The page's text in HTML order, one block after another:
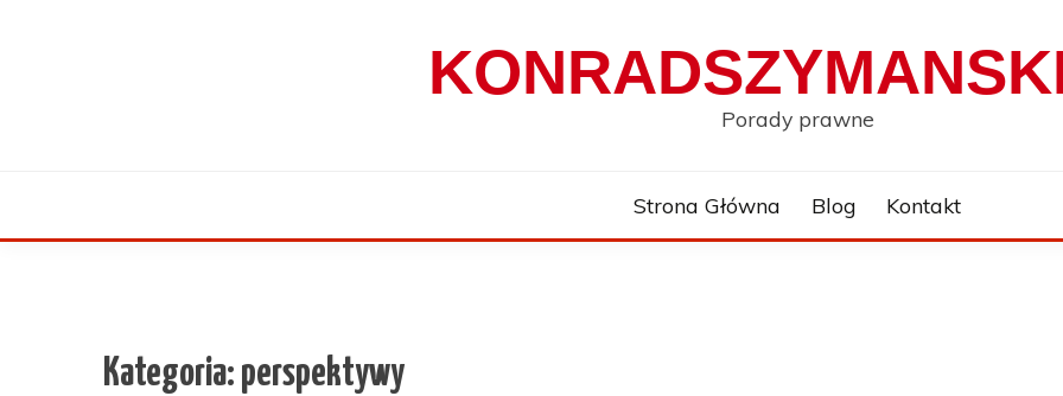
Porady prawne
Strona Główna Blog Kontakt
Kategoria: perspektywy